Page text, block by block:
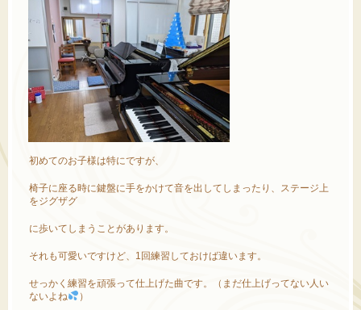
初めてのお子様は特にですが、
椅子に座る時に鍵盤に手をかけて音を出してしまったり、ステージ上
をジグザグ
に歩いてしまうことがあります。
それも可愛いですけど、1回練習しておけば違います。
せっかく練習を頑張って仕上げた曲です。（まだ仕上げってない人い
ないよね
）